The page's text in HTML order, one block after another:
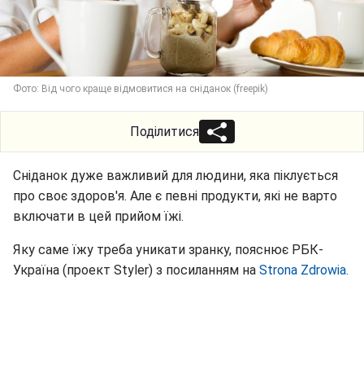
Фото: Від чого краще відмовитися на сніданок (freepik)
Поділитися
Сніданок дуже важливий для людини, яка піклується
про своє здоров'я. Але є певні продукти, які не варто
включати в цей прийом їжі.
Яку саме їжу треба уникати зранку, пояснює РБК-
Україна (проект Styler) з посиланням на Strona Zdrowia.